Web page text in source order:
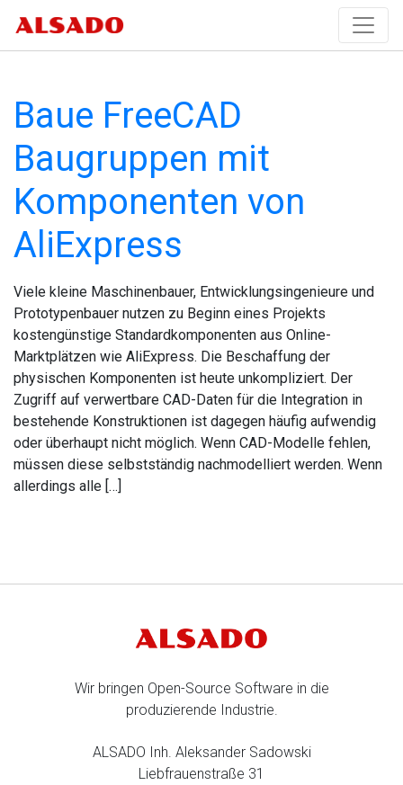
Baue FreeCAD
Baugruppen mit
Komponenten von
AliExpress
Viele kleine Maschinenbauer, Entwicklungsingenieure und
Prototypenbauer nutzen zu Beginn eines Projekts
kostengünstige Standardkomponenten aus Online-
Marktplätzen wie AliExpress. Die Beschaffung der
physischen Komponenten ist heute unkompliziert. Der
Zugriff auf verwertbare CAD-Daten für die Integration in
bestehende Konstruktionen ist dagegen häufig aufwendig
oder überhaupt nicht möglich. Wenn CAD-Modelle fehlen,
müssen diese selbstständig nachmodelliert werden. Wenn
allerdings alle […]
Wir bringen Open-Source Software in die
produzierende Industrie.
ALSADO Inh. Aleksander Sadowski
Liebfrauenstraße 31